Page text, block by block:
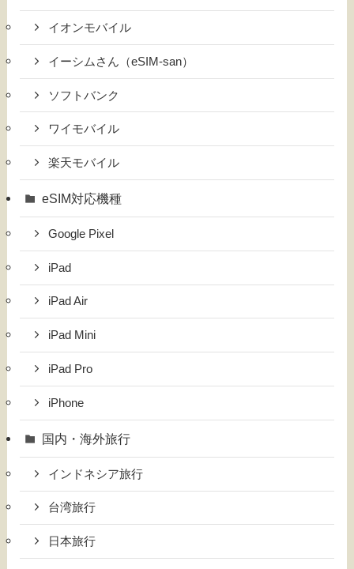
イオンモバイル
イーシムさん（eSIM-san）
ソフトバンク
ワイモバイル
楽天モバイル
eSIM対応機種
Google Pixel
iPad
iPad Air
iPad Mini
iPad Pro
iPhone
国内・海外旅行
インドネシア旅行
台湾旅行
日本旅行